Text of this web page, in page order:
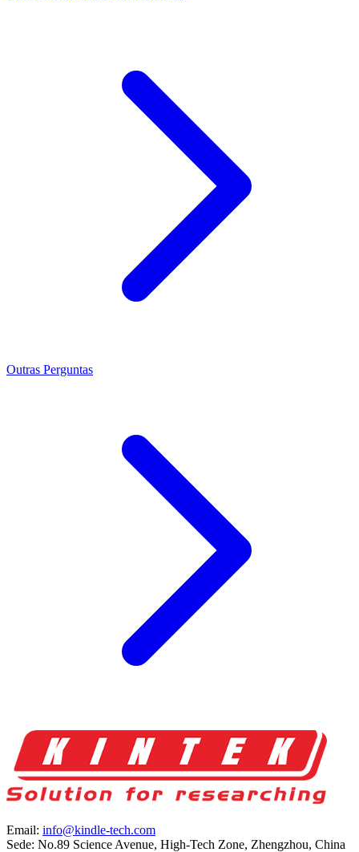
Outras Perguntas
Email: info@kindle-tech.com
Sede: No.89 Science Avenue, High-Tech Zone, Zhengzhou, China